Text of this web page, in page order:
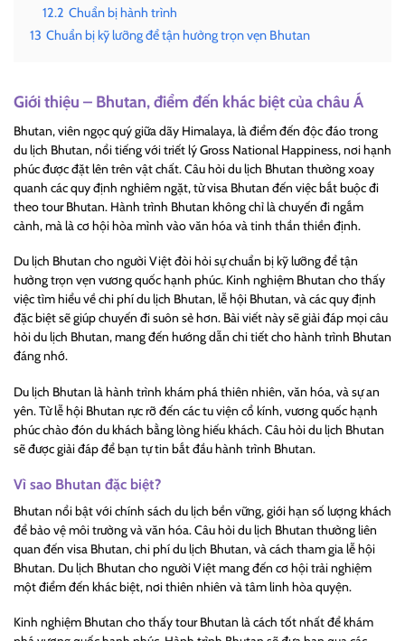
12.2 Chuẩn bị hành trình
13 Chuẩn bị kỹ lưỡng để tận hưởng trọn vẹn Bhutan
Giới thiệu – Bhutan, điểm đến khác biệt của châu Á
Bhutan, viên ngọc quý giữa dãy Himalaya, là điểm đến độc đáo trong
du lịch Bhutan, nổi tiếng với triết lý Gross National Happiness, nơi hạnh
phúc được đặt lên trên vật chất. Câu hỏi du lịch Bhutan thường xoay
quanh các quy định nghiêm ngặt, từ visa Bhutan đến việc bắt buộc đi
theo tour Bhutan. Hành trình Bhutan không chỉ là chuyến đi ngắm
cảnh, mà là cơ hội hòa mình vào văn hóa và tinh thần thiền định.
Du lịch Bhutan cho người Việt đòi hỏi sự chuẩn bị kỹ lưỡng để tận
hưởng trọn vẹn vương quốc hạnh phúc. Kinh nghiệm Bhutan cho thấy
việc tìm hiểu về chi phí du lịch Bhutan, lễ hội Bhutan, và các quy định
đặc biệt sẽ giúp chuyến đi suôn sẻ hơn. Bài viết này sẽ giải đáp mọi câu
hỏi du lịch Bhutan, mang đến hướng dẫn chi tiết cho hành trình Bhutan
đáng nhớ.
Du lịch Bhutan là hành trình khám phá thiên nhiên, văn hóa, và sự an
yên. Từ lễ hội Bhutan rực rỡ đến các tu viện cổ kính, vương quốc hạnh
phúc chào đón du khách bằng lòng hiếu khách. Câu hỏi du lịch Bhutan
sẽ được giải đáp để bạn tự tin bắt đầu hành trình Bhutan.
Vì sao Bhutan đặc biệt?
Bhutan nổi bật với chính sách du lịch bền vững, giới hạn số lượng khách
để bảo vệ môi trường và văn hóa. Câu hỏi du lịch Bhutan thường liên
quan đến visa Bhutan, chi phí du lịch Bhutan, và cách tham gia lễ hội
Bhutan. Du lịch Bhutan cho người Việt mang đến cơ hội trải nghiệm
một điểm đến khác biệt, nơi thiên nhiên và tâm linh hòa quyện.
Kinh nghiệm Bhutan cho thấy tour Bhutan là cách tốt nhất để khám